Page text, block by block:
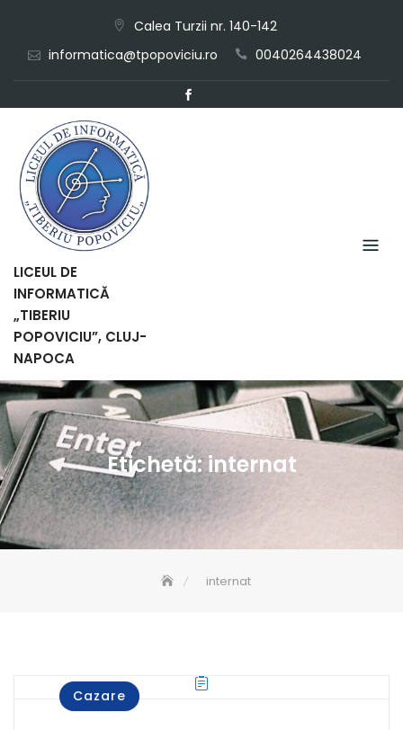
content
Calea Turzii nr. 140-142
informatica@tpopoviciu.ro
0040264438024
LICEUL DE
INFORMATICĂ
„TIBERIU
POPOVICIU”, CLUJ-
NAPOCA
Etichetă:internat
internat
Cazare